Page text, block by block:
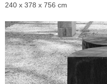
240 x 378 x 756 cm